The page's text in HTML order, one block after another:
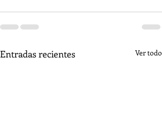
Entradas recientes Ver todo